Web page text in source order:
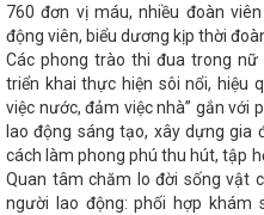
Thúc đẩy hành chính số, Hà
2025, mỗi người dân Việt Nam
Việt Nam - Hoa Kỳ đạt tiến
song phương về thương mại
thứ 25
Bám sát 5 nhóm
Kết nối tiêu thụ, đưa sản
lực phát triển nhanh và bền vững
năm 2025 trên địa bàn tỉnh
triển nguồn nhân lực chất
kiểm tra công tác chuẩn bị
760 đơn vị máu, nhiều đoàn
động viên, biểu dương kịp thời
Các phong trào thi đua trong
triển khai thực hiện sôi nổi, hiệu
việc nước, đảm việc nhà” gắn với
lao động sáng tạo, xây dựng gia
cách làm phong phú thu hút, tập
Quan tâm chăm lo đời sống vật
người lao động: phối hợp khám